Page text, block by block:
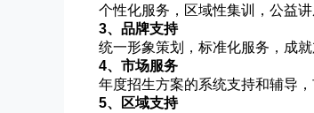
个性化服务，区域性集训，公益
3、品牌支持
统一形象策划，标准化服务，成
4、市场服务
年度招生方案的系统支持和辅导
5、区域支持